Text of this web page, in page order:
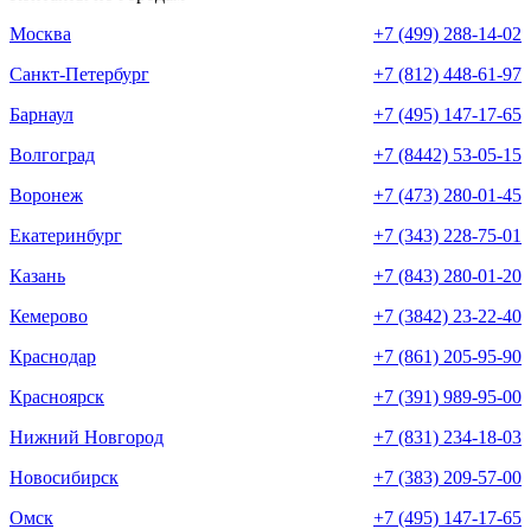
Москва
+7 (499) 288-14-02
Санкт-Петербург
+7 (812) 448-61-97
Барнаул
+7 (495) 147-17-65
Волгоград
+7 (8442) 53-05-15
Воронеж
+7 (473) 280-01-45
Екатеринбург
+7 (343) 228-75-01
Казань
+7 (843) 280-01-20
Кемерово
+7 (3842) 23-22-40
Краснодар
+7 (861) 205-95-90
Красноярск
+7 (391) 989-95-00
Нижний Новгород
+7 (831) 234-18-03
Новосибирск
+7 (383) 209-57-00
Омск
+7 (495) 147-17-65